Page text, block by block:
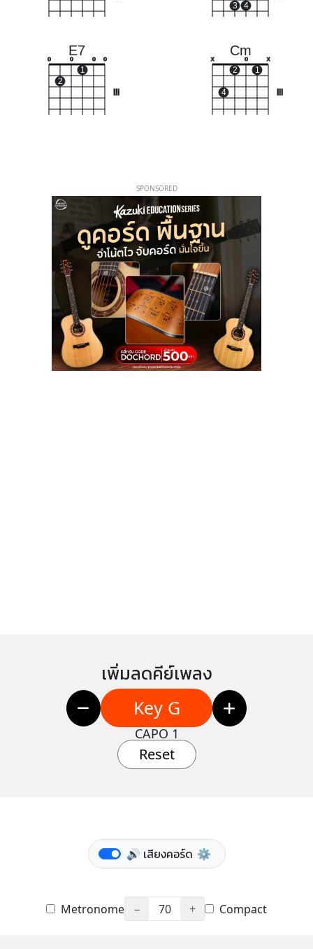
3 4
E7
o
2
o
1
o o
Cm
x
4
2
o
1
x
SPONSORED
เพิ่มลดคีย์เพลง
Key G
CAPO 1
Reset
🔊 เสียงคอร์ด ⚙️
Metronome − 70 + Compact